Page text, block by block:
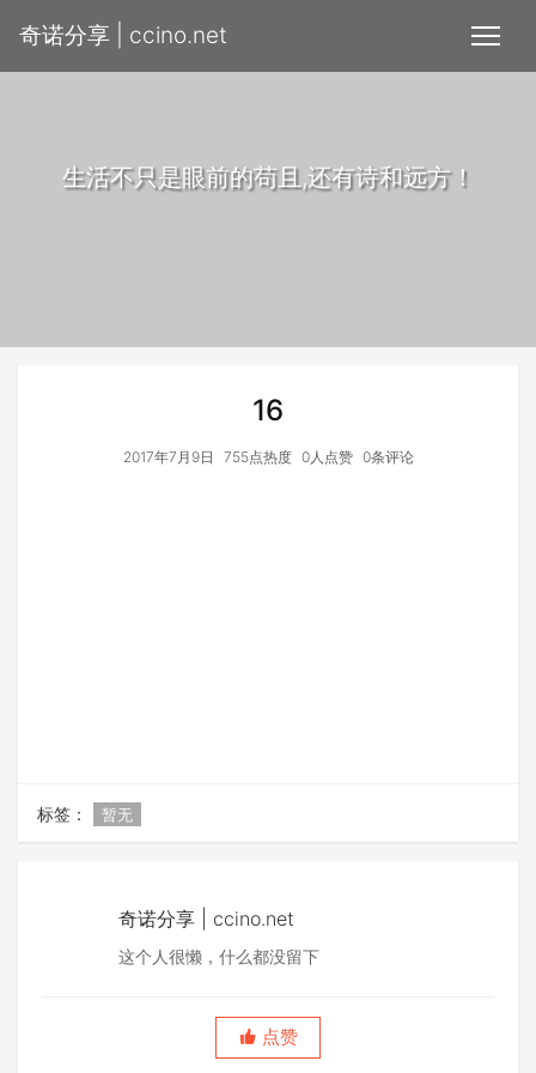
奇诺分享 | ccino.net
生活不只是眼前的苟且,还有诗和远方！
16
2017年7月9日 755点热度 0人点赞 0条评论
标签： 暂无
奇诺分享 | ccino.net
这个人很懒，什么都没留下
点赞